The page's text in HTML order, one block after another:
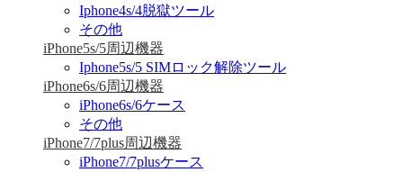
Iphone4s/4脱獄ツール
その他
iPhone5s/5周辺機器
Iphone5s/5 SIMロック解除ツール
iPhone6s/6周辺機器
iPhone6s/6ケース
その他
iPhone7/7plus周辺機器
iPhone7/7plusケース